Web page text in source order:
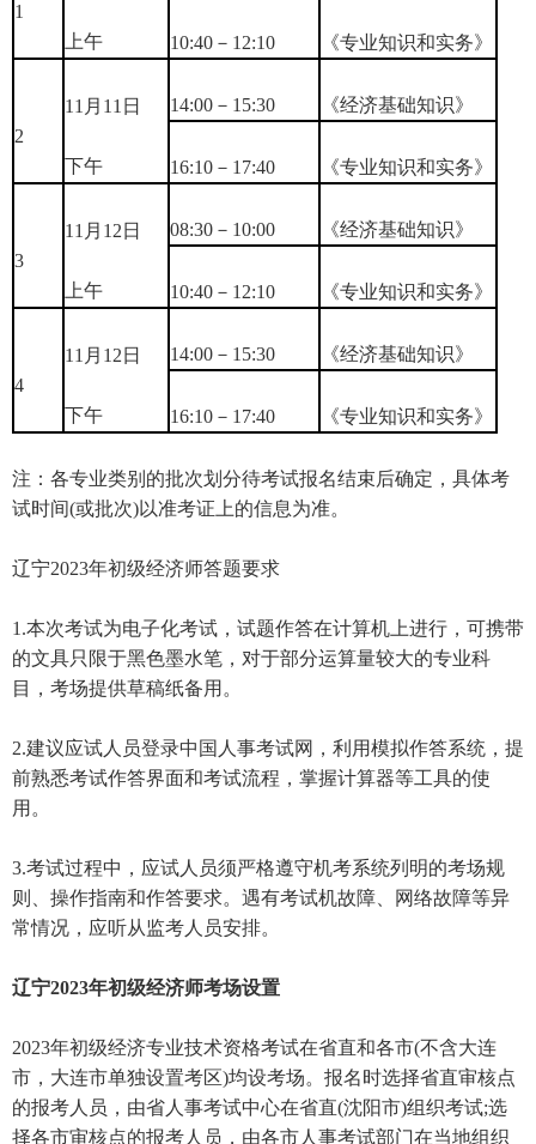
1
上午 10:40－12:10 《专业知识和实务》
2
11月11日
下午
14:00－15:30 《经济基础知识》
16:10－17:40 《专业知识和实务》
3
11月12日
上午
08:30－10:00 《经济基础知识》
10:40－12:10 《专业知识和实务》
4
11月12日
下午
14:00－15:30 《经济基础知识》
16:10－17:40 《专业知识和实务》
注：各专业类别的批次划分待考试报名结束后确定，具体考
试时间(或批次)以准考证上的信息为准。
辽宁2023年初级经济师答题要求
1.本次考试为电子化考试，试题作答在计算机上进行，可携带
的文具只限于黑色墨水笔，对于部分运算量较大的专业科
目，考场提供草稿纸备用。
2.建议应试人员登录中国人事考试网，利用模拟作答系统，提
前熟悉考试作答界面和考试流程，掌握计算器等工具的使
用。
3.考试过程中，应试人员须严格遵守机考系统列明的考场规
则、操作指南和作答要求。遇有考试机故障、网络故障等异
常情况，应听从监考人员安排。
辽宁2023年初级经济师考场设置
2023年初级经济专业技术资格考试在省直和各市(不含大连
市，大连市单独设置考区)均设考场。报名时选择省直审核点
的报考人员，由省人事考试中心在省直(沈阳市)组织考试;选
择各市审核点的报考人员，由各市人事考试部门在当地组织